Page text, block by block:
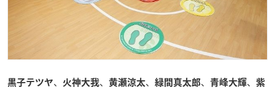
黒子テツヤ、 火神大我、 黄瀬涼太、 緑間真太郎、 青峰大輝、
紫